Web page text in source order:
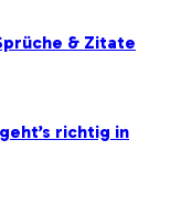
& Zitate
richtig in